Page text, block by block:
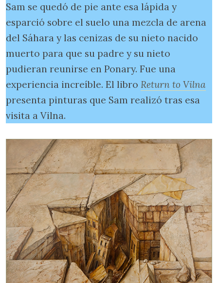
Sam se quedó de pie ante esa lápida y
esparció sobre el suelo una mezcla de arena
del Sáhara y las cenizas de su nieto nacido
muerto para que su padre y su nieto
pudieran reunirse en Ponary. Fue una
experiencia increíble. El libro Return to Vilna
presenta pinturas que Sam realizó tras esa
visita a Vilna.